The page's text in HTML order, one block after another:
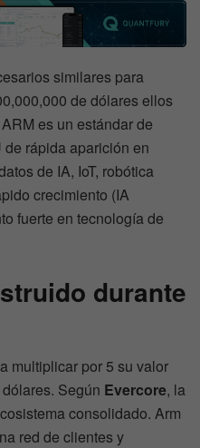
similares para
de dólares ellos
es un estándar de
rápida aparición en
de IA, IoT, robótica
crecimiento (IA
fuerte en tecnología de
durante
multiplicar por 5 su valor
Según Evercore, la
consolidado. Arm
red de clientes y